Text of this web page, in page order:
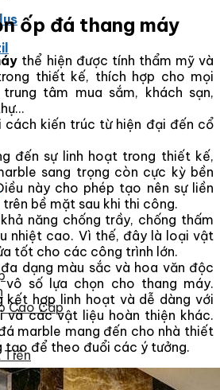
Cao Cấp
ốp đá thang máy
thể hiện được tính thẩm mỹ và
thiết kế, thích hợp cho mọi
tâm mua sắm, khách sạn,
cách kiến trúc từ hiện đại đến cổ
đến sự linh hoạt trong thiết kế,
sang trọng còn cực kỳ bền
này cho phép tạo nên sự liền
bề mặt sau khi thi công.
năng chống trầy, chống thấm
nhiệt cao. Vì thế, đây là loại vật
tốt cho các công trình lớn.
dạng màu sắc và hoa văn độc
vô số lựa chọn cho thang máy.
kết hợp linh hoạt và dễ dàng với
và các vật liệu hoàn thiện khác.
marble mang đến cho nhà thiết
tạo để theo đuổi các ý tưởng.